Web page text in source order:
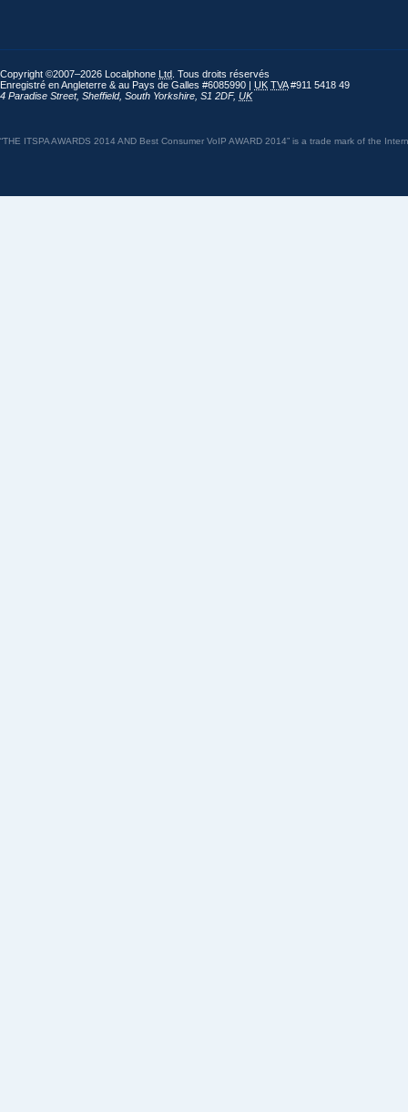
Copyright ©2007–2026 Localphone Ltd . Tous droits réservés
Enregistré en Angleterre & au Pays de Galles #6085990 | UK TVA#911 5418 49
4 Paradise Street, Sheffield, South Yorkshire S1 2DF, UK
“THE ITSPA AWARDS 2014 AND Best Consumer VoIP AWARD 2014” is a trade mark of the